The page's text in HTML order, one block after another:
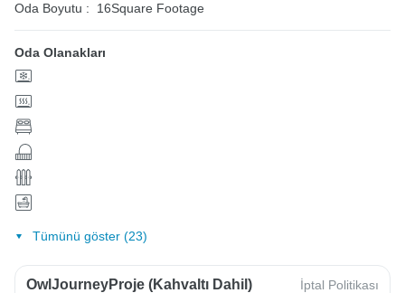
Oda Boyutu :
16Square Footage
Oda Olanakları
Tümünü göster (23)
OwlJourneyProje (Kahvaltı Dahil) İptal Politikası